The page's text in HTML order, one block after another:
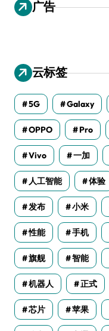
广告
云标签
5G Galaxy
OPPO Pro
Vivo 一加
人工智能 体验
发布 小米
性能 手机
旗舰 智能
机器人 正式
芯片 苹果